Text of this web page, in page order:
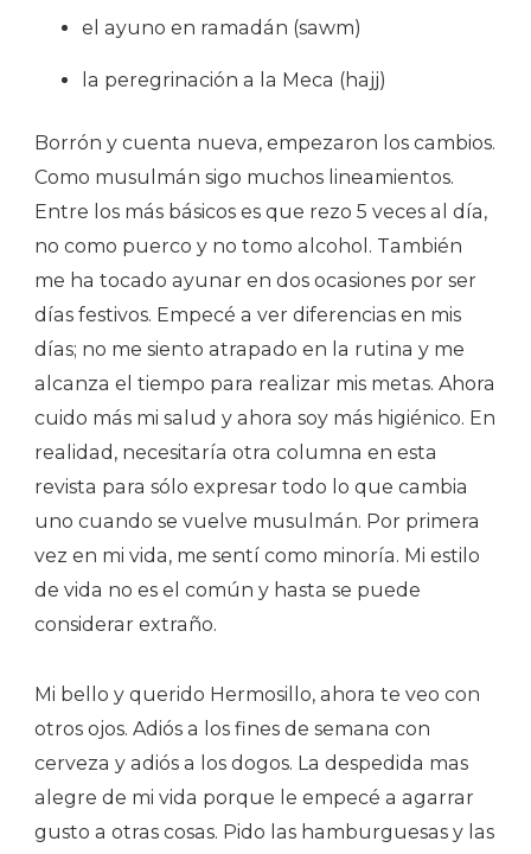
el ayuno en ramadán (sawm)
la peregrinación a la Meca (hajj)
Borrón y cuenta nueva, empezaron los cambios.
Como musulmán sigo muchos lineamientos.
Entre los más básicos es que rezo 5 veces al día,
no como puerco y no tomo alcohol. También
me ha tocado ayunar en dos ocasiones por ser
días festivos. Empecé a ver diferencias en mis
días; no me siento atrapado en la rutina y me
alcanza el tiempo para realizar mis metas. Ahora
cuido más mi salud y ahora soy más higiénico. En
realidad, necesitaría otra columna en esta
revista para sólo expresar todo lo que cambia
uno cuando se vuelve musulmán. Por primera
vez en mi vida, me sentí como minoría. Mi estilo
de vida no es el común y hasta se puede
considerar extraño.
Mi bello y querido Hermosillo, ahora te veo con
otros ojos. Adiós a los fines de semana con
cerveza y adiós a los dogos. La despedida mas
alegre de mi vida porque le empecé a agarrar
gusto a otras cosas. Pido las hamburguesas y las